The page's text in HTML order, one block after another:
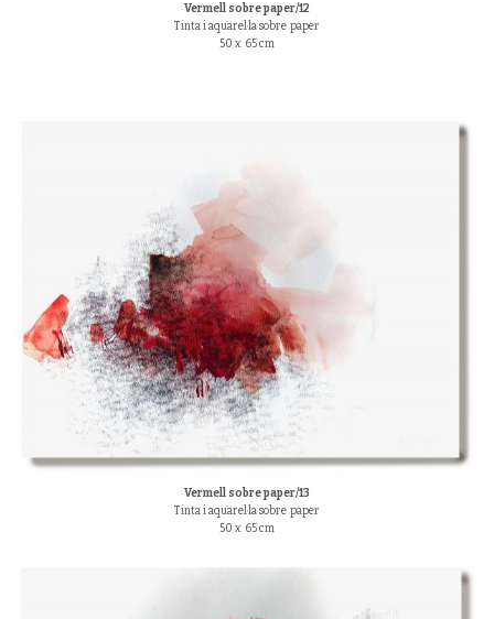
Vermell sobre paper/12
Tinta i aquarel·la sobre paper
50 x 65 cm
Vermell sobre paper/13
Tinta i aquarel·la sobre paper
50 x 65 cm